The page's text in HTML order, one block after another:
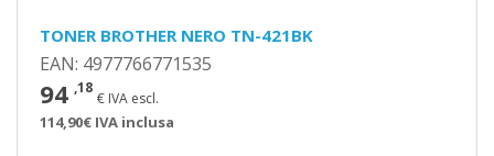
TONER BROTHER NERO TN-421BK
EAN: 4977766771535
94 ,18
€ IVA escl.
114,90€ IVA inclusa